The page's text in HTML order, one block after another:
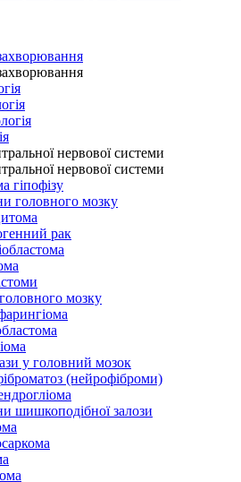
нервової системи
нервової системи
гіпофізу
головного мозку
рак
мозку
у головний мозок
(нейрофіброми)
шишкоподібної залози